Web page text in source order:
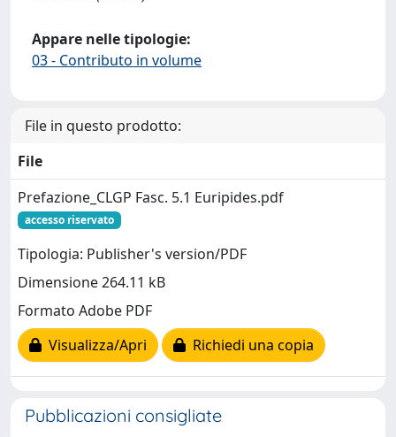
Appare nelle tipologie:
03 - Contributo in volume
File in questo prodotto:
File
Prefazione_CLGP Fasc. 5.1 Euripides.pdf
accesso riservato
Tipologia: Publisher's version/PDF
Dimensione 264.11 kB
Formato Adobe PDF
Visualizza/Apri
Richiedi una copia
Pubblicazioni consigliate